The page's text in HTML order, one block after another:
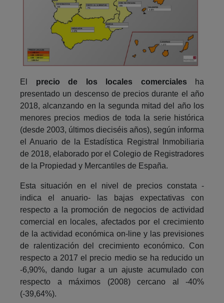
El precio de los locales comercialesha
presentado un descenso de precios durante el año
2018, alcanzando en la segunda mitad del año los
menores precios medios de toda la serie histórica
(desde 2003, últimos dieciséis años), según informa
el Anuario de la Estadística Registral Inmobiliaria
de 2018, elaborado por el Colegio de Registradores
de la Propiedad y Mercantiles de España.
Esta situación en el nivel de precios constata -
indica el anuario- las bajas expectativas con
respecto a la promoción de negocios de actividad
comercial en locales, afectados por el crecimiento
de la actividad económica on-line y las previsiones
de ralentización del crecimiento económico. Con
respecto a 2017 el precio medio se ha reducido un
-6,90%, dando lugar a un ajuste acumulado con
respecto a máximos (2008) cercano al -40%
(-39,64%).